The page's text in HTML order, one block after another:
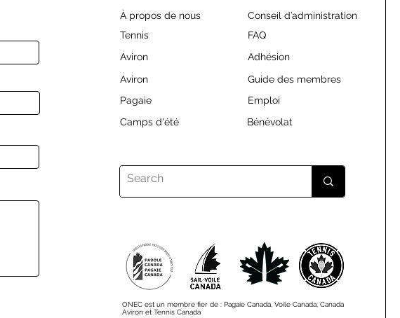
À propos de nous
Tennis
Aviron
Aviron
Pagaie
Camps d'été
Conseil d’administration
FAQ
Adhésion
Guide des membres
Emploi
Bénévolat
ONEC est un membre fier de : Pagaie Canada, Voile Canada, Canada
Aviron et Tennis Canada